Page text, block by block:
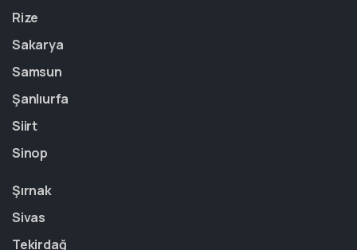
Rize
Sakarya
Samsun
Şanlıurfa
Siirt
Sinop
Şırnak
Sivas
Tekirdağ